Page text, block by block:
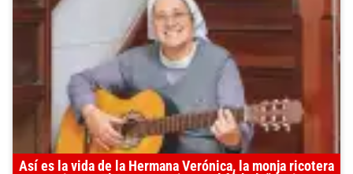
Así es la vida de la Hermana Verónica, la monja ricotera